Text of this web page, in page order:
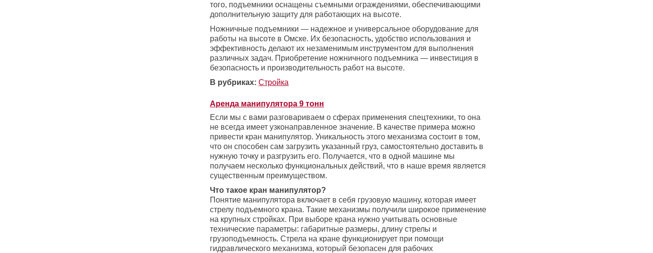
того, подъемники оснащены съемными ограждениями, обеспечивающими
дополнительную защиту для работающих на высоте.
Ножничные подъемники — надежное и универсальное оборудование для
работы на высоте в Омске. Их безопасность, удобство использования и
эффективность делают их незаменимым инструментом для выполнения
различных задач. Приобретение ножничного подъемника — инвестиция в
безопасность и производительность работ на высоте.
В рубриках: Стройка
Аренда манипулятора 9 тонн
Если мы с вами разговариваем о сферах применения спецтехники, то она
не всегда имеет узконаправленное значение. В качестве примера можно
привести кран манипулятор. Уникальность этого механизма состоит в том,
что он способен сам загрузить указанный груз, самостоятельно доставить в
нужную точку и разгрузить его. Получается, что в одной машине мы
получаем несколько функциональных действий, что в наше время является
существенным преимуществом.
Что такое кран манипулятор?
Понятие манипулятора включает в себя грузовую машину, которая имеет
стрелу подъемного крана. Такие механизмы получили широкое применение
на крупных стройках. При выборе крана нужно учитывать основные
технические параметры: габаритные размеры, длину стрелы и
грузоподъемность. Стрела на кране функционирует при помощи
гидравлического механизма, который безопасен для рабочих